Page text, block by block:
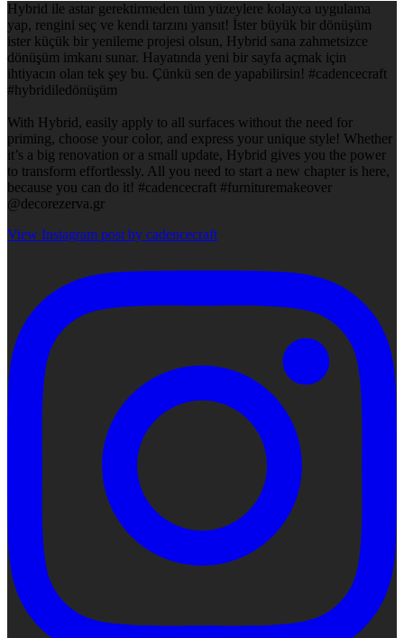
Hybrid ile astar gerektirmeden tüm yüzeylere kolayca uygulama
yap, rengini seç ve kendi tarzını yansıt! İster büyük bir dönüşüm
ister küçük bir yenileme projesi olsun, Hybrid sana zahmetsizce
dönüşüm imkanı sunar. Hayatında yeni bir sayfa açmak için
ihtiyacın olan tek şey bu. Çünkü sen de yapabilirsin! #cadencecraft
#hybridiledönüşüm
With Hybrid, easily apply to all surfaces without the need for
priming, choose your color, and express your unique style! Whether
it’s a big renovation or a small update, Hybrid gives you the power
to transform effortlessly. All you need to start a new chapter is here,
because you can do it! #cadencecraft #furnituremakeover
@decorezerva.gr
View Instagram post by cadencecraft